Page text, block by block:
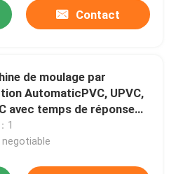
Contact
de moulage par
AutomaticPVC, UPVC,
avec temps de réponse
pression précise
1
negotiable